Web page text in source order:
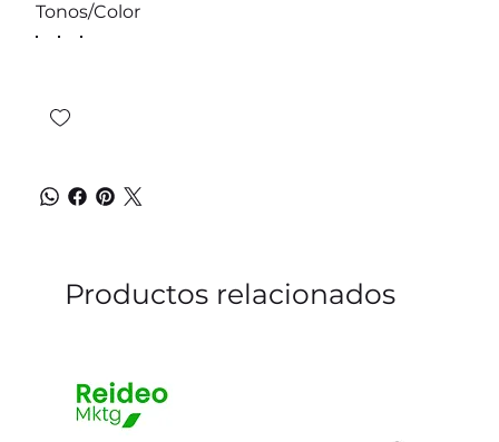
Tonos/Color
Productos relacionados